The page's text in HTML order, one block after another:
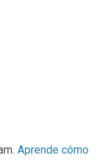
Aprende cómo